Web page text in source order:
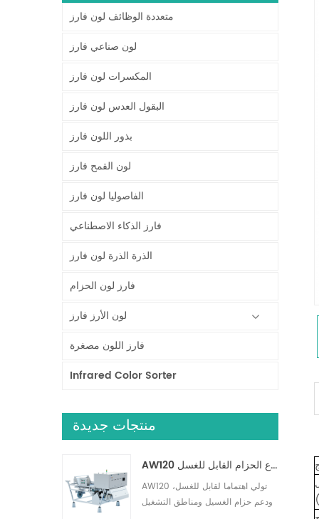
متعددة الوظائف لون فارز
لون صناعي فارز
المكسرات لون فارز
البقول العدس لون فارز
بذور اللون فارز
لون القمح فارز
الفاصوليا لون فارز
فارز الذكاء الاصطناعي
الذرة الذرة لون فارز
فارز لون الحزام
لون الأرز فارز
فارز اللون مصغرة
Infrared Color Sorter
منتجات جديدة
AW120 فارز نوع الحزام القابل للغسل
AW120 تولي اهتماما لقابل للغسل،
ودعم حزام الغسيل ومناطق التشغيل